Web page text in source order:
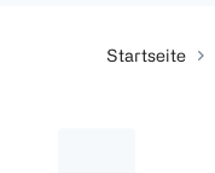
Startseite